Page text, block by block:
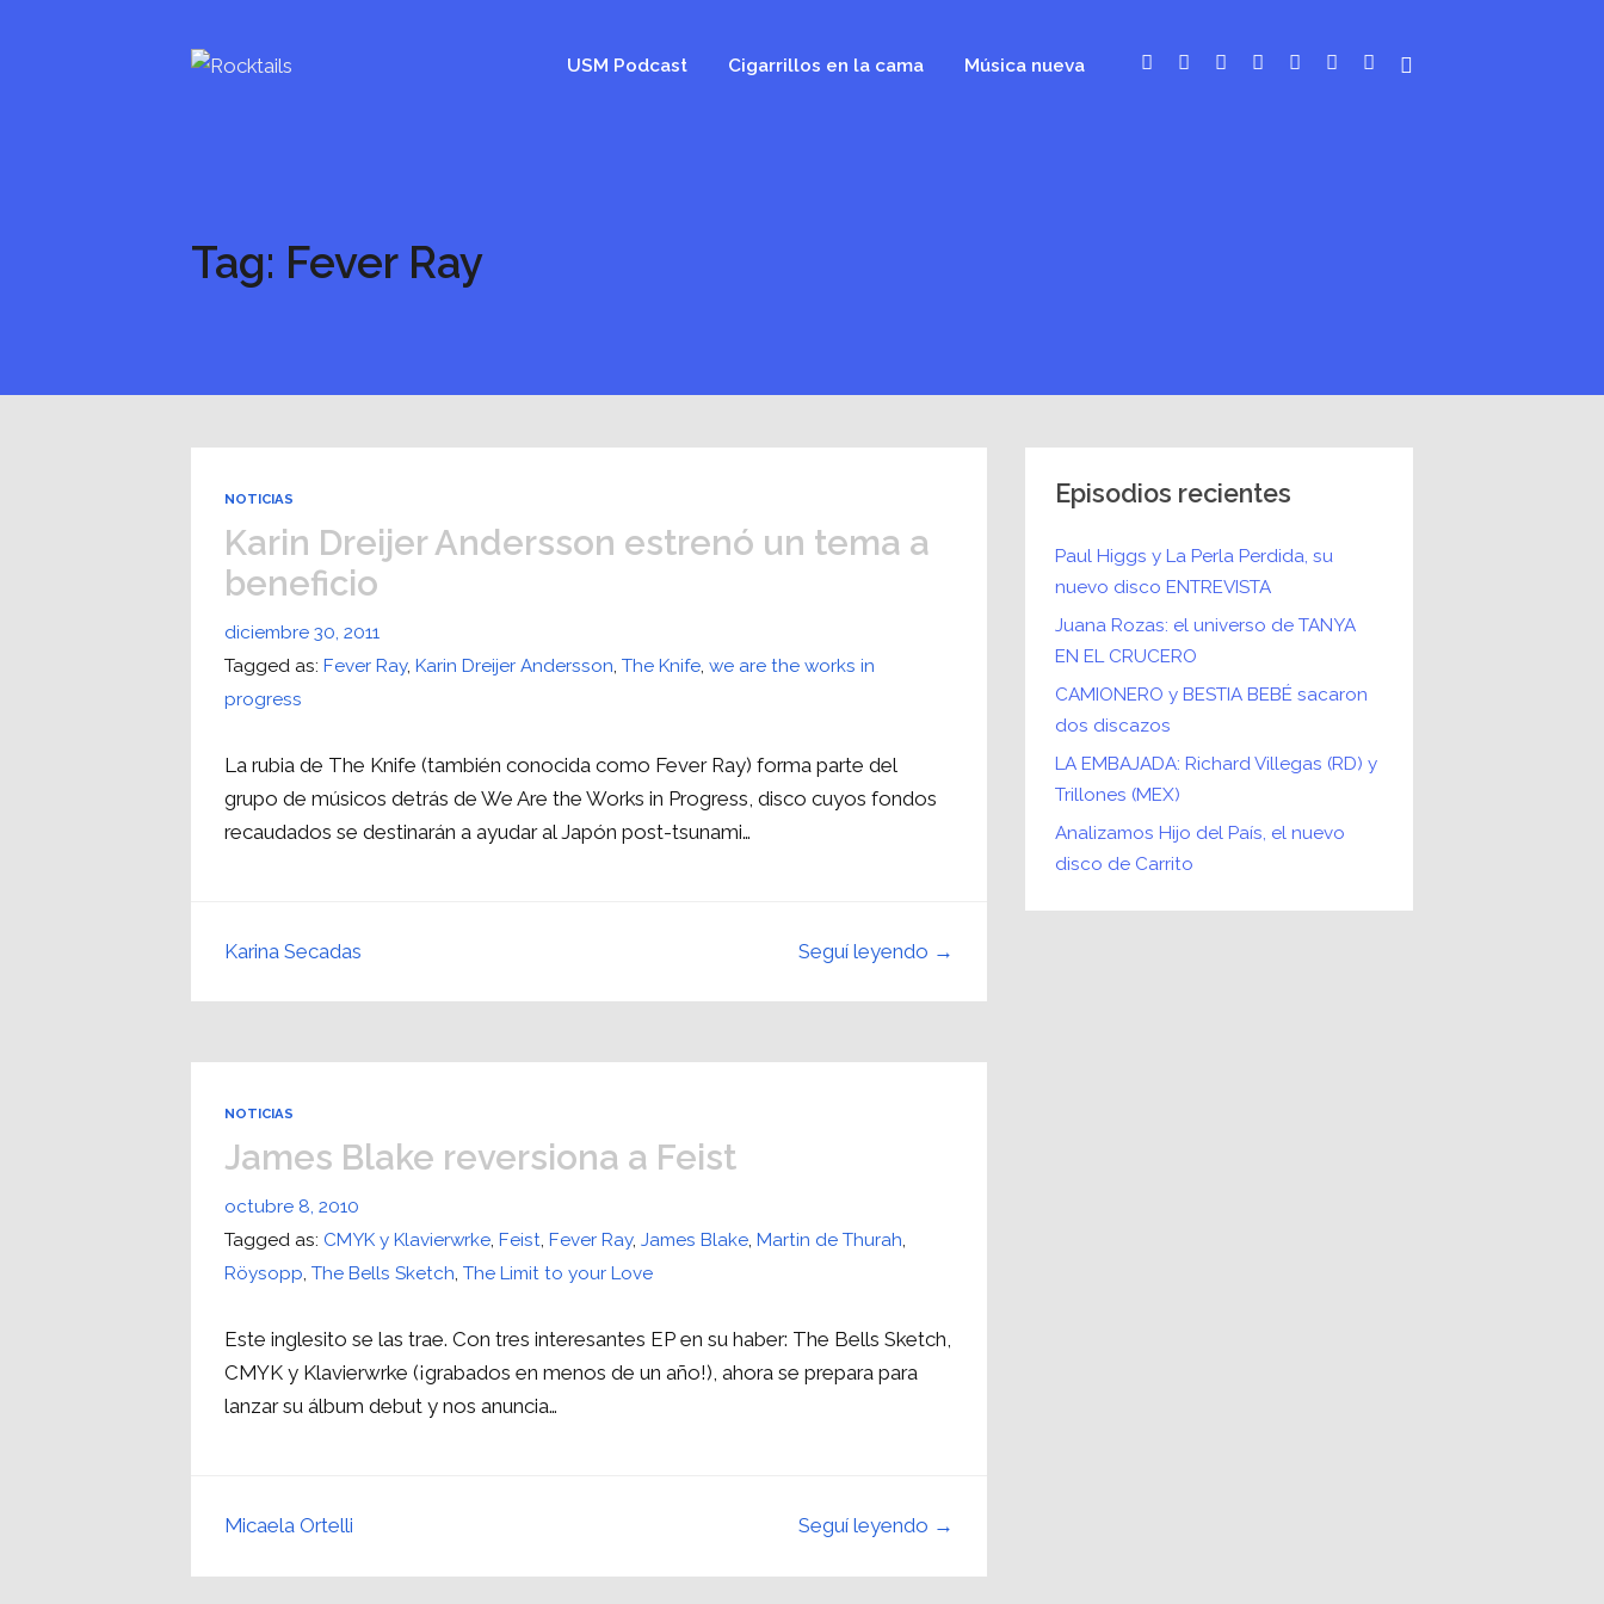
USM Podcast Cigarrillos en la cama Música nueva
Tag: Fever Ray
NOTICIAS
Karin Dreijer Andersson estrenó un tema a
beneficio
diciembre 30, 2011
Tagged as:Fever Ray,Karin Dreijer Andersson,The Knife,we are the works in
progress
La rubia de The Knife (también conocida como Fever Ray) forma parte del
grupo de músicos detrás de We Are the Works in Progress, disco cuyos fondos
recaudados se destinarán a ayudar al Japón post-tsunami…
Seguí leyendo →
Karina Secadas
NOTICIAS
James Blake reversiona a Feist
octubre 8, 2010
Tagged as: CMYK y Klavierwrke,Feist,Fever Ray,James Blake,Martin de Thurah,
Röysopp,The Bells Sketch,The Limit to your Love
Este inglesito se las trae. Con tres interesantes EP en su haber: The Bells Sketch,
CMYK y Klavierwrke (¡grabados en menos de un año!), ahora se prepara para
lanzar su álbum debut y nos anuncia…
Seguí leyendo →
Micaela Ortelli
Episodios recientes
Paul Higgs y La Perla Perdida, su
nuevo disco ENTREVISTA
Juana Rozas: el universo de TANYA
EN EL CRUCERO
CAMIONERO y BESTIA BEBÉ sacaron
dos discazos
LA EMBAJADA: Richard Villegas (RD) y
Trillones (MEX)
Analizamos Hijo del País, el nuevo
disco de Carrito